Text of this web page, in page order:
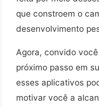
que constroem o
desenvolvimento
Agora, convido
próximo passo em
esses aplicativos
motivar você a